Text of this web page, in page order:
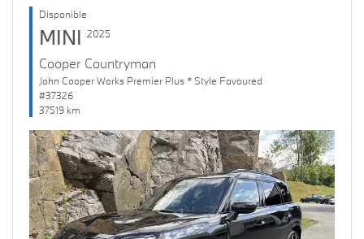
Disponible
MINI 2025
Cooper Countryman
John Cooper Works Premier Plus * Style Favoured
#37326
37519 km